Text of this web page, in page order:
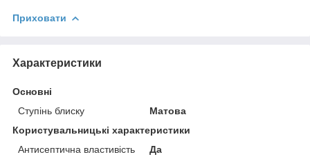
Приховати
Характеристики
Основні
Ступінь блиску
Матова
Користувальницькі характеристики
Антисептична властивість
Да